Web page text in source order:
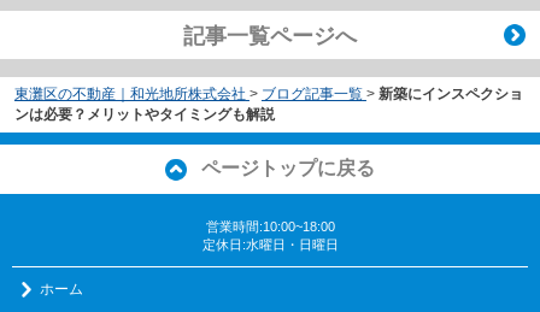
記事一覧ページへ
東灘区の不動産｜和光地所株式会社 > ブログ記事一覧 > 新築にインスペクショ
ンは必要？メリットやタイミングも解説
ページトップに戻る
営業時間:10:00~18:00
定休日:水曜日・日曜日
ホーム